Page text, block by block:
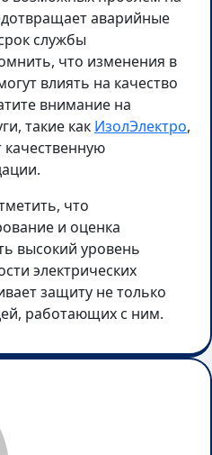
аварийные
службы
что изменения в
влиять на качество
внимание на
такие как ИзолЭлектро,
что
и оценка
высокий уровень
электрических
защиту не только
работающих с ним.